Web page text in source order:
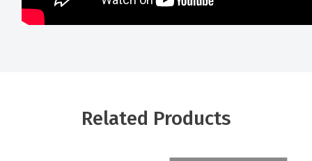
Related Products